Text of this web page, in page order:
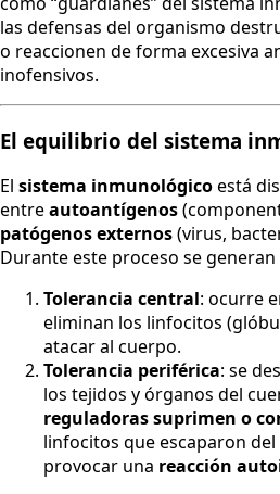
las defensas del organismo
o reaccionen de forma excesiva
inofensivos.
El equilibrio del sistema
El sistema inmunológicoestá
entreautoantígenos
patógenos externos(virus,
Durante este proceso se
Tolerancia central: ocurre
eliminan los linfocitos
atacar al cuerpo.
Tolerancia periférica: se
los tejidos y órganos del
reguladoras suprimen o
linfocitos que escaparon
provocar una reacción